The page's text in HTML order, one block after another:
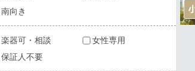
南向き
楽器可・相談
女性専用
保証人不要